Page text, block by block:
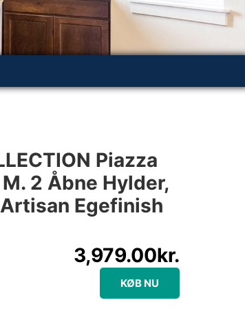
Piazza
2 Åbne Hylder,
Egefinish
3,979.00kr.
KØB NU